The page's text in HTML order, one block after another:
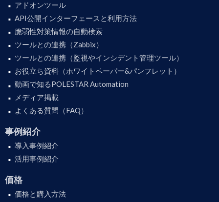
アドオンツール
API公開インターフェースと利用方法
脆弱性対策情報の自動検索
ツールとの連携（Zabbix）
ツールとの連携（監視やインシデント管理ツール）
お役立ち資料（ホワイトペーパー&パンフレット）
動画で知るPOLESTAR Automation
メディア掲載
よくある質問（FAQ）
事例紹介
導入事例紹介
活用事例紹介
価格
価格と購入方法